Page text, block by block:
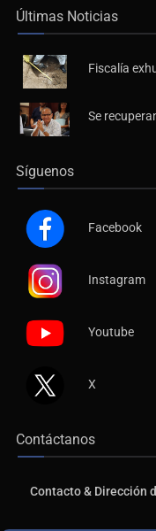
Últimas Noticias
Fiscalía
Se
Síguenos
Facebook
Instagram
Youtube
X
Contáctanos
Contacto & Dirección